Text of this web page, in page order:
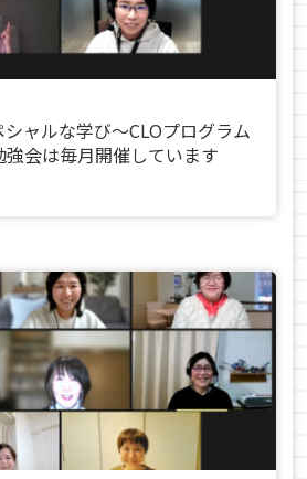
ャルな学び〜CLOプログラム
会は毎月開催しています